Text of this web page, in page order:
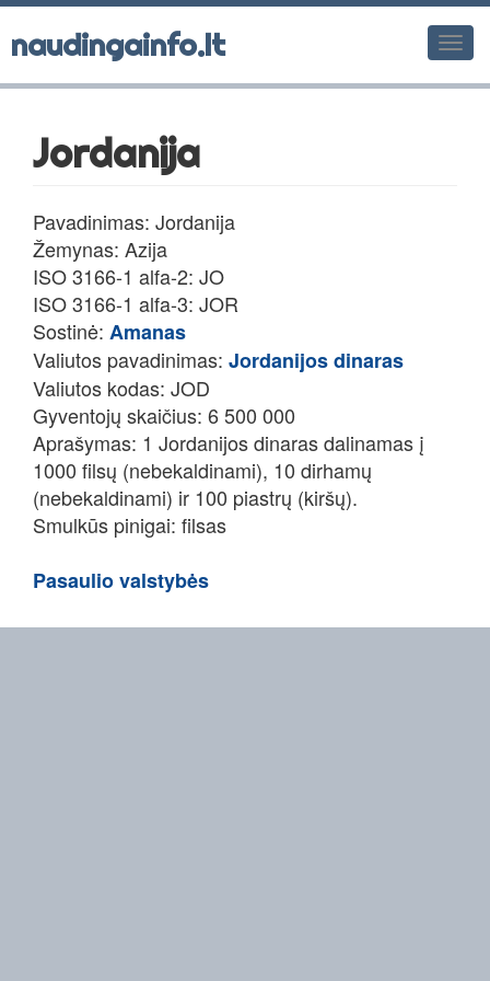
naudingainfo.lt
Jordanija
Pavadinimas: Jordanija
Žemynas: Azija
ISO 3166-1 alfa-2: JO
ISO 3166-1 alfa-3: JOR
Sostinė: Amanas
Valiutos pavadinimas: Jordanijos dinaras
Valiutos kodas: JOD
Gyventojų skaičius: 6 500 000
Aprašymas: 1 Jordanijos dinaras dalinamas į
1000 filsų (nebekaldinami), 10 dirhamų
(nebekaldinami) ir 100 piastrų (kiršų).
Smulkūs pinigai: filsas
Pasaulio valstybės